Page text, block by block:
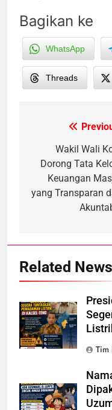
Bagikan ke
WhatsApp
Threads
navigation
Wakil Wali
Dorong Tata
Keuangan
yang Transparan
Related News
Tim